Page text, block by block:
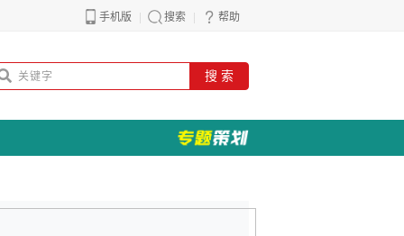
手机版 搜索 帮助
搜 索